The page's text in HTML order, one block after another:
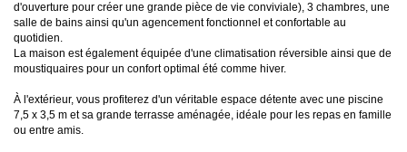
d'ouverture pour créer une grande pièce de vie conviviale), 3 chambres, une
salle de bains ainsi qu'un agencement fonctionnel et confortable au
quotidien.
La maison est également équipée d'une climatisation réversible ainsi que de
moustiquaires pour un confort optimal été comme hiver.
À l'extérieur, vous profiterez d'un véritable espace détente avec une piscine
7,5 x 3,5 m et sa grande terrasse aménagée, idéale pour les repas en famille
ou entre amis.